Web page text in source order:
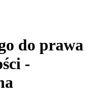
do prawa
-